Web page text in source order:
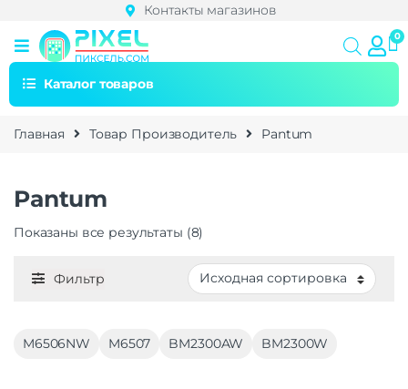
Контакты магазинов
Каталог товаров
Главная Товар Производитель Pantum
Pantum
Показаны все результаты (8)
Фильтр
M6506NW M6507 BM2300AW BM2300W